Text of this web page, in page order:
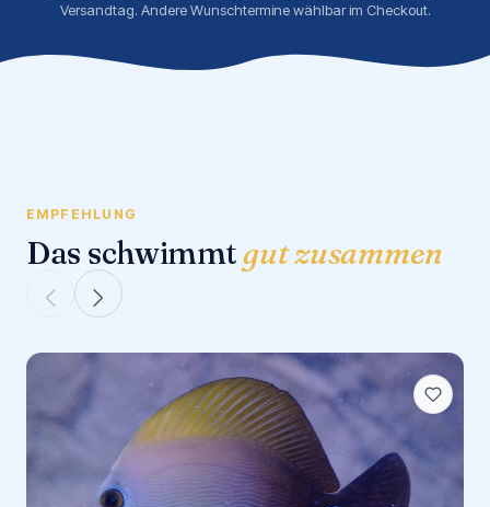
Versandtag. Andere Wunschtermine wählbar im Checkout.
EMPFEHLUNG
Das schwimmtgut zusammen